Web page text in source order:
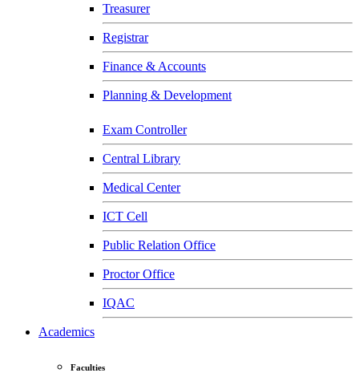
Treasurer
Registrar
Finance & Accounts
Planning & Development
Exam Controller
Central Library
Medical Center
ICT Cell
Public Relation Office
Proctor Office
IQAC
Academics
Faculties